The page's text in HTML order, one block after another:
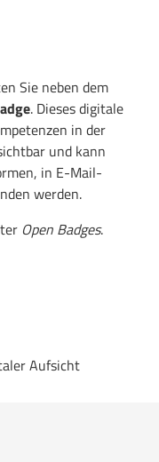
Sie neben dem
. Dieses digitale
in der
und kann
in E-Mail-
werden.
Open Badges.
Aufsicht